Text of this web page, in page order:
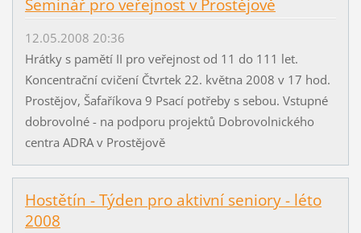
Seminář pro veřejnost v Prostějově
12.05.2008 20:36
Hrátky s pamětí II pro veřejnost od 11 do 111 let.
Koncentrační cvičení Čtvrtek 22. května 2008 v 17 hod.
Prostějov, Šafaříkova 9 Psací potřeby s sebou. Vstupné
dobrovolné - na podporu projektů Dobrovolnického
centra ADRA v Prostějově
Hostětín - Týden pro aktivní seniory - léto
2008